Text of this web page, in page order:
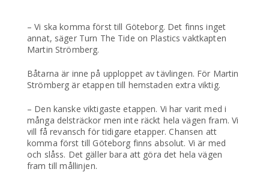
– Vi ska komma först till Göteborg. Det finns inget
annat, säger Turn The Tide on Plastics vaktkapten
Martin Strömberg.
Båtarna är inne på upploppet av tävlingen. För Martin
Strömberg är etappen till hemstaden extra viktig.
– Den kanske viktigaste etappen. Vi har varit med i
många delsträckor men inte räckt hela vägen fram. Vi
vill få revansch för tidigare etapper. Chansen att
komma först till Göteborg finns absolut. Vi är med
och slåss. Det gäller bara att göra det hela vägen
fram till mållinjen.